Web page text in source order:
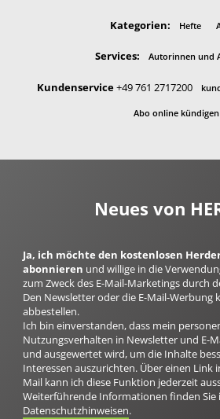
Kategorien: Hefte
Services: Autorinnen und
Kundenservice+49 761 2717200
Abo online kündigen
Neues von
Ja, ich möchte den kostenlosen
abonnieren und willige in die
zum Zweck des E-Mail-Marketings durch
Den Newsletter oder die E-Mail-Werbung
abbestellen.
Ich bin einverstanden, dass mein
Nutzungsverhalten in Newsletter und E-
und ausgewertet wird, um die Inhalte
Interessen auszurichten. Über einen Link
Mail kann ich diese Funktion jederzeit
Weiterführende Informationen finden Sie
Datenschutzhinweisen.